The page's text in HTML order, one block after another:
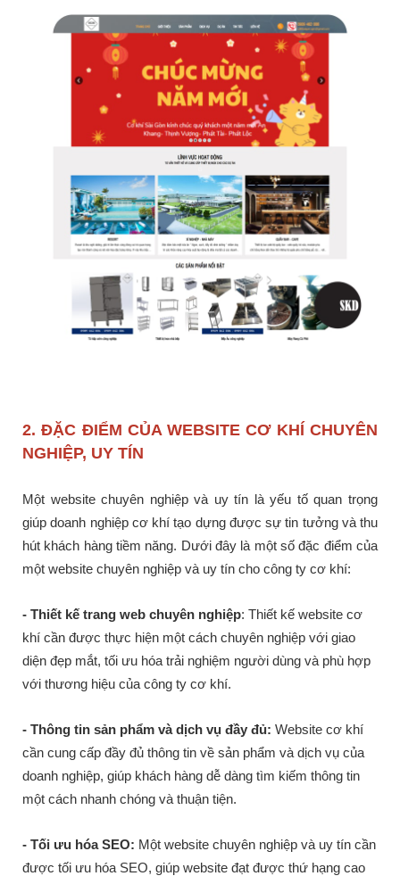
2. ĐẶC ĐIỂM CỦA WEBSITE CƠ KHÍ CHUYÊN
NGHIỆP, UY TÍN
Một website chuyên nghiệp và uy tín là yếu tố quan trọng
giúp doanh nghiệp cơ khí tạo dựng được sự tin tưởng và thu
hút khách hàng tiềm năng. Dưới đây là một số đặc điểm của
một website chuyên nghiệp và uy tín cho công ty cơ khí:
- Thiết kế trang web chuyên nghiệp: Thiết kế website cơ
khí cần được thực hiện một cách chuyên nghiệp với giao
diện đẹp mắt, tối ưu hóa trải nghiệm người dùng và phù hợp
với thương hiệu của công ty cơ khí.
- Thông tin sản phẩm và dịch vụ đầy đủ: Website cơ khí
cần cung cấp đầy đủ thông tin về sản phẩm và dịch vụ của
doanh nghiệp, giúp khách hàng dễ dàng tìm kiếm thông tin
một cách nhanh chóng và thuận tiện.
- Tối ưu hóa SEO: Một website chuyên nghiệp và uy tín cần
được tối ưu hóa SEO, giúp website đạt được thứ hạng cao